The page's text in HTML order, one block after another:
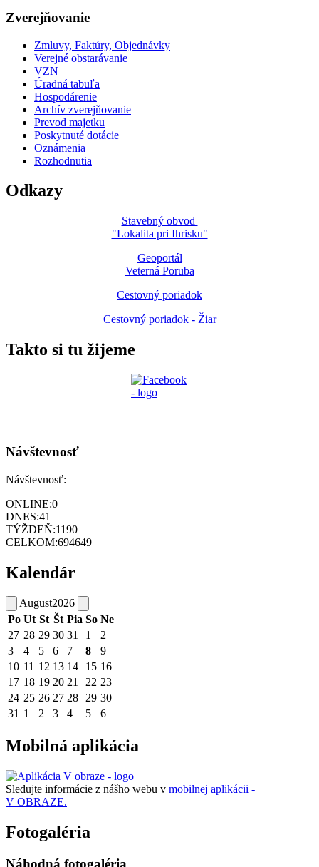
Zverejňovanie
Zmluvy, Faktúry, Objednávky
Verejné obstarávanie
VZN
Úradná tabuľa
Hospodárenie
Archív zverejňovanie
Prevod majetku
Poskytnuté dotácie
Oznámenia
Rozhodnutia
Odkazy
Stavebný obvod
"Lokalita pri Ihrisku"
Geoportál
Veterná Poruba
Cestovný poriadok
Cestovný poriadok - Žiar
Takto si tu žijeme
Návštevnosť
Návštevnosť:
ONLINE:0
DNES:41
TÝŽDEŇ:1190
CELKOM:694649
Kalendár
August2026
Po Ut St Št Pia So Ne
27 28 29 30 31 1
2
3
4 5 6 7 8
9
10 11 12 13 14 15 16
17 18 19 20 21 22 23
24 25 26 27 28 29 30
31 1 2 3 4 5 6
Mobilná aplikácia
Sledujte informácie z nášho webu v mobilnej aplikácii -
V OBRAZE.
Fotogaléria
Náhodná fotogaléria